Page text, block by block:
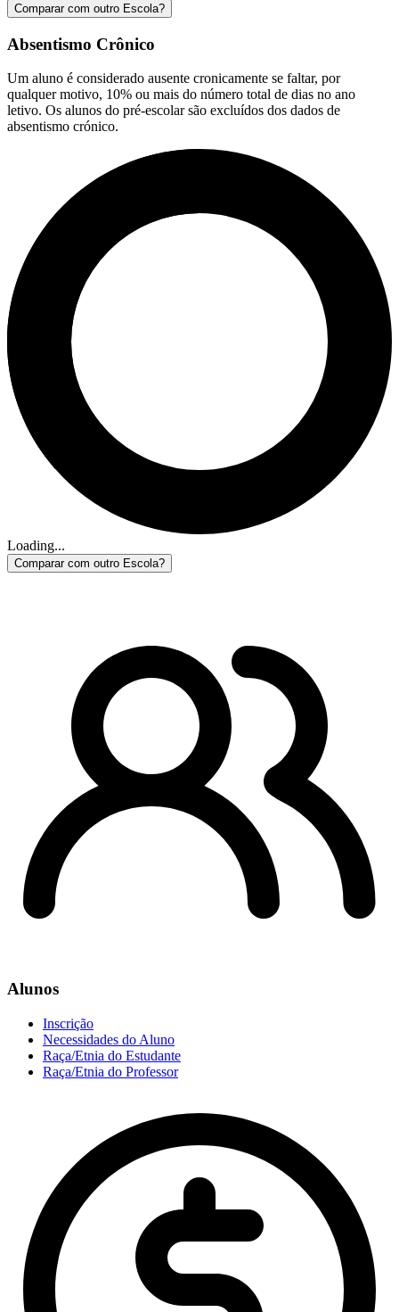
Comparar com outro Escola?
Absentismo Crônico
Um aluno é considerado ausente cronicamente se faltar, por
qualquer motivo, 10% ou mais do número total de dias no ano
letivo. Os alunos do pré-escolar são excluídos dos dados de
absentismo crónico.
Loading...
Comparar com outro Escola?
Alunos
Inscrição
Necessidades do Aluno
Raça/Etnia do Estudante
Raça/Etnia do Professor